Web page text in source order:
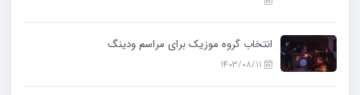
انتخاب گروه موزیک برای مراسم ودینگ